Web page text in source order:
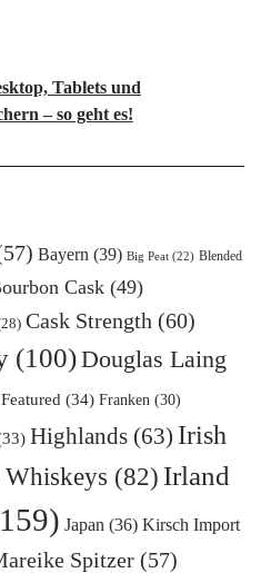
Tablets und
– so geht es!
Bayern(39) Big Peat(22) Blended
Cask(49)
Cask Strength (60)
(100)Douglas Laing
Featured (34) Franken(30)
Highlands(63) Irish
(82) Irland
Japan (36) Kirsch Import
Spitzer(57)